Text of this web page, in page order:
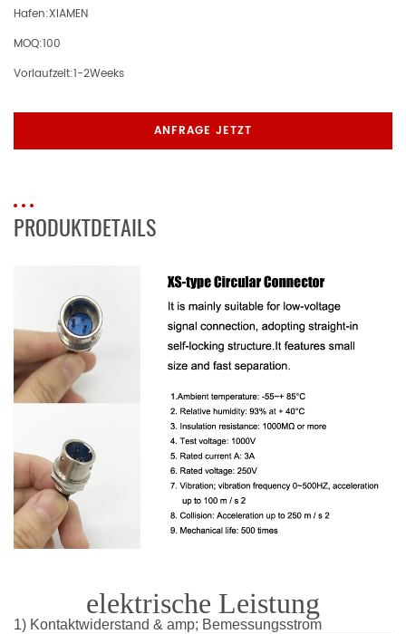
Hafen:XIAMEN
MOQ:100
Vorlaufzeit:1-2Weeks
ANFRAGE JETZT
PRODUKTDETAILS
elektrische Leistung
1) Kontaktwiderstand & amp; Bemessungsstrom